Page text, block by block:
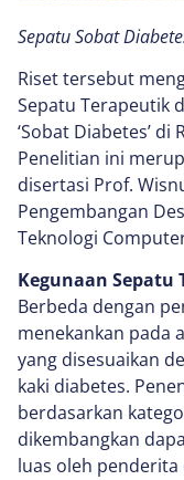
Sepatu Sobat
Riset tersebut
Sepatu Terapeutik
‘Sobat Diabetes’ di
Penelitian ini
disertasi Prof.
Pengembangan
Teknologi
Kegunaan Sepatu
Berbeda dengan
menekankan pada
yang disesuaikan
kaki diabetes.
berdasarkan
dikembangkan
luas oleh penderita